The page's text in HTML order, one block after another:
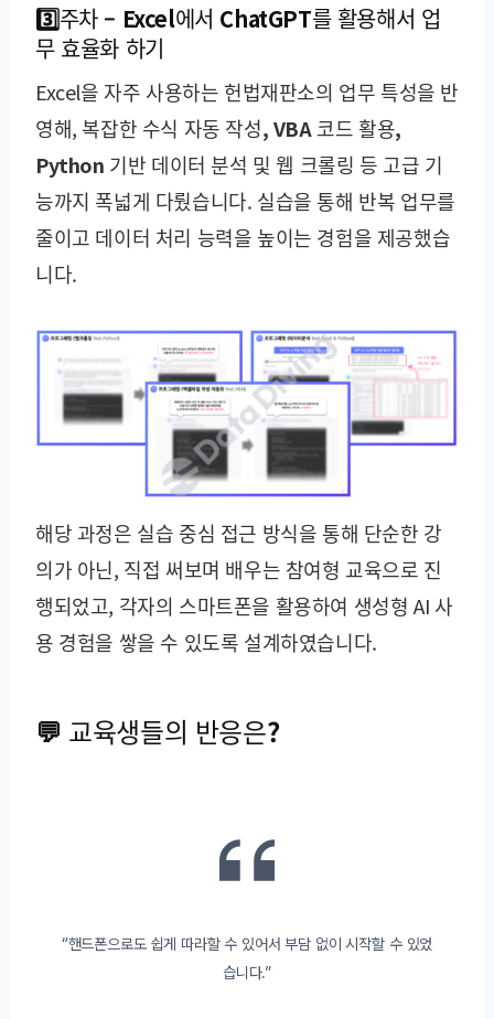
3️⃣주차 – Excel에서 ChatGPT를 활용해서 업
무 효율화 하기
Excel을 자주 사용하는 헌법재판소의 업무 특성을 반
영해, 복잡한 수식 자동 작성, VBA 코드 활용,
Python 기반 데이터 분석 및 웹 크롤링 등 고급 기
능까지 폭넓게 다뤘습니다. 실습을 통해 반복 업무를
줄이고 데이터 처리 능력을 높이는 경험을 제공했습
니다.
해당 과정은 실습 중심 접근 방식을 통해 단순한 강
의가 아닌, 직접 써보며 배우는 참여형 교육으로 진
행되었고, 각자의 스마트폰을 활용하여 생성형 AI 사
용 경험을 쌓을 수 있도록 설계하였습니다.
💬 교육생들의 반응은?
“핸드폰으로도 쉽게 따라할 수 있어서 부담 없이 시작할 수 있었
습니다.”